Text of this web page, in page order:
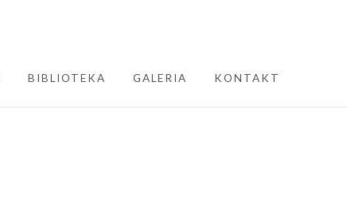
BIBLIOTEKA GALERIA KONTAKT